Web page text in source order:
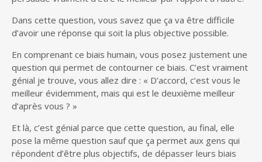
Dans cette question, vous savez que ça va être difficile
d’avoir une réponse qui soit la plus objective possible.
En comprenant ce biais humain, vous posez justement une
question qui permet de contourner ce biais. C’est vraiment
génial je trouve, vous allez dire : « D’accord, c’est vous le
meilleur évidemment, mais qui est le deuxième meilleur
d’après vous ? »
Et là, c’est génial parce que cette question, au final, elle
pose la même question sauf que ça permet aux gens qui
répondent d’être plus objectifs, de dépasser leurs biais